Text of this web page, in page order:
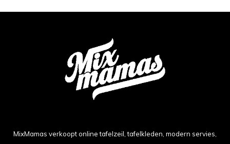
MixMamas verkoopt online tafelzeil, tafelkleden, modern servies,